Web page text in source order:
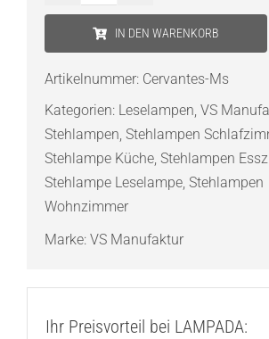
Stehleuchte
IN DEN WARENKORB
Artikelnummer: Cervantes-Ms
Kategorien: Leselampen, VS
Stehlampen, Stehlampen
Stehlampe Küche, Stehlampen
Stehlampe Leselampe, Stehlampen
Wohnzimmer
Marke: VS Manufaktur
Ihr Preisvorteil bei LAMPADA: